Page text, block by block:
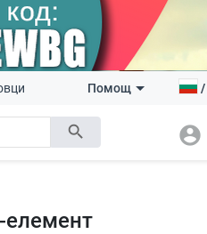
search
Помощ /
account_circle